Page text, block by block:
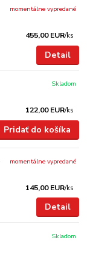
455,00 EUR/ks
momentálne vypredané
Detail
122,00 EUR/ks
Skladom
Pridať do košíka
145,00 EUR/ks
momentálne vypredané
Detail
Skladom